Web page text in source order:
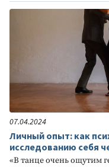
07.04.2024
Личный опыт: как
исследованию себя
«В танце очень ощутим